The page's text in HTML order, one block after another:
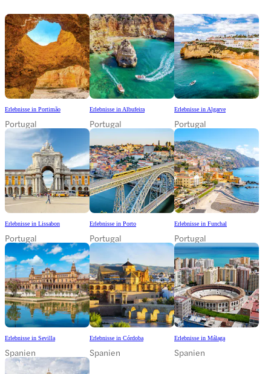
Erlebnisse in Portimão
Portugal
Erlebnisse in Albufeira
Portugal
Erlebnisse in Algarve
Portugal
Erlebnisse in Lissabon
Portugal
Erlebnisse in Porto
Portugal
Erlebnisse in Funchal
Portugal
Erlebnisse in Sevilla
Spanien
Erlebnisse in Córdoba
Spanien
Erlebnisse in Málaga
Spanien